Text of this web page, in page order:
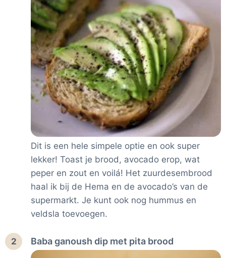
Dit is een hele simpele optie en ook super
lekker! Toast je brood, avocado erop, wat
peper en zout en voilá! Het zuurdesembrood
haal ik bij de Hema en de avocado’s van de
supermarkt. Je kunt ook nog hummus en
veldsla toevoegen.
2 Baba ganoush dip met pita brood